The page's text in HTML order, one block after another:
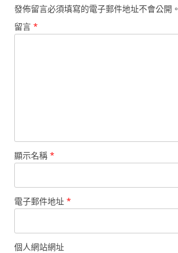
發佈留言必須填寫的電子郵件地址不會公開。
留言 *
顯示名稱 *
電子郵件地址 *
個人網站網址